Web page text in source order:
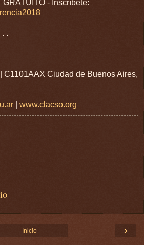
- Inscríbete:
. .
C1101AAX Ciudad de Buenos Aires,
www.clacso.org
›
Inicio